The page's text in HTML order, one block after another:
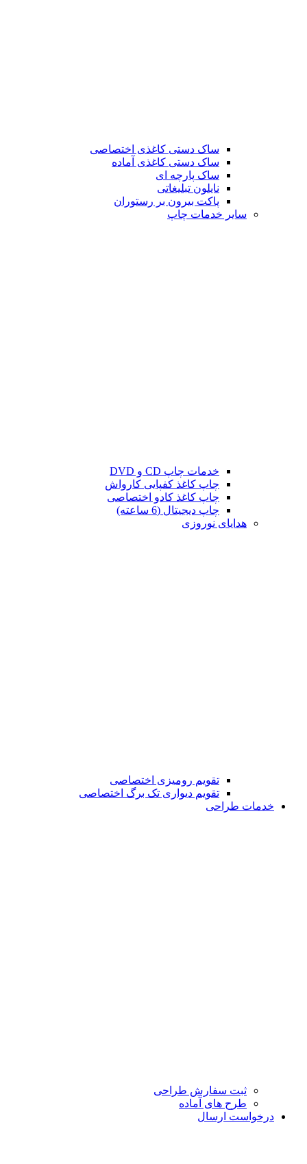
ساک دستی کاغذی اختصاصی
ساک دستی کاغذی آماده
ساک پارچه ای
نایلون تبلیغاتی
پاکت بیرون بر رستوران
سایر خدمات چاپ
خدمات چاپ CD و DVD
چاپ کاغذ کفپایی کارواش
چاپ کاغذ کادو اختصاصی
چاپ دیجیتال (6 ساعته)
هدایای نوروزی
تقویم رومیزی اختصاصی
تقویم دیواری تک برگ اختصاصی
خدمات طراحی
ثبت سفارش طراحی
طرح های آماده
درخواست ارسال